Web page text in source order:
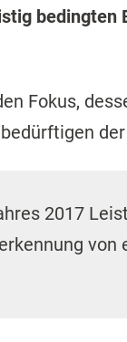
bedingten
Fokus,
2017